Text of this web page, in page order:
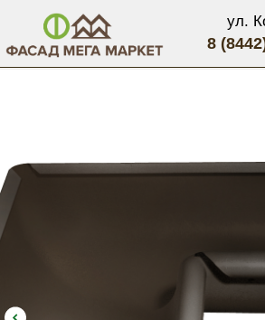
8 (8442) 60-69-65
ул. Козловская,
40А